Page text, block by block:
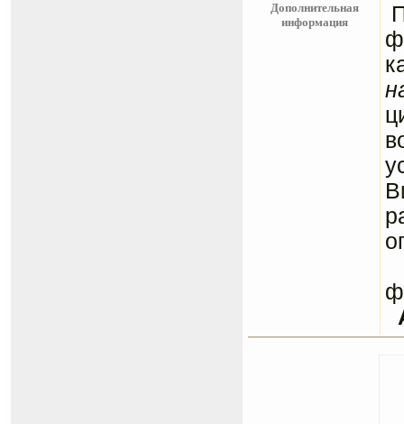
Дополнительная
информация